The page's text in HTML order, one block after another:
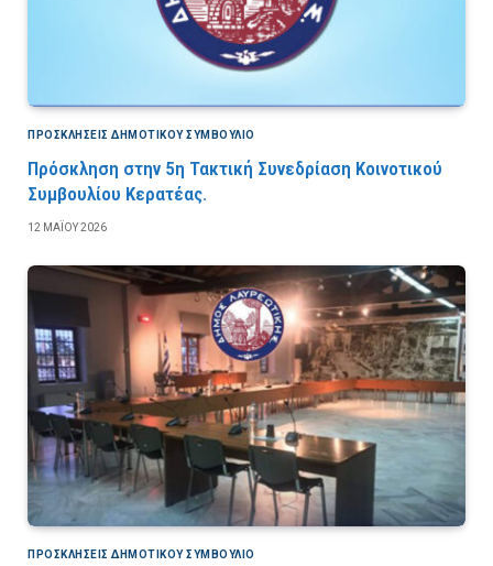
ΠΡΟΣΚΛΉΣΕΙΣ ΔΗΜΟΤΙΚΟΎ ΣΥΜΒΟΎΛΙΟ
Πρόσκληση στην 5η Τακτική Συνεδρίαση Κοινοτικού
Συμβουλίου Κερατέας.
12 ΜΑΪ́ΟΥ 2026
ΠΡΟΣΚΛΉΣΕΙΣ ΔΗΜΟΤΙΚΟΎ ΣΥΜΒΟΎΛΙΟ